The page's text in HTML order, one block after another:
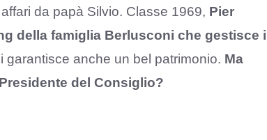
da papà Silvio. Classe 1969, Pier
della famiglia Berlusconi che gestisce
garantisce anche un bel patrimonio. Ma
del Consiglio?